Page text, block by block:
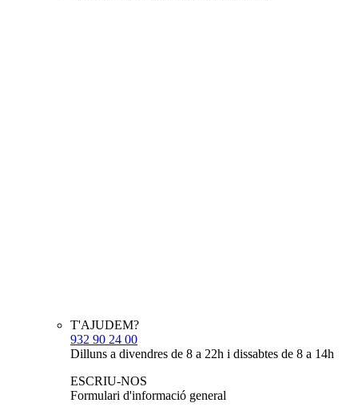
T'AJUDEM?
932 90 24 00
Dilluns a divendres de 8 a 22h i dissabtes de 8 a 14h
ESCRIU-NOS
Formulari d'informació general